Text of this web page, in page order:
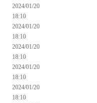
2024/01/20
18:10
2024/01/20
18:10
2024/01/20
18:10
2024/01/20
18:10
2024/01/20
18:10